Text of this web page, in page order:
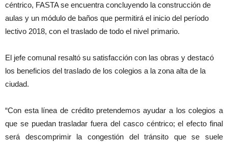
céntrico, FASTA se encuentra concluyendo la construcción de
aulas y un módulo de baños que permitirá el inicio del período
lectivo 2018, con el traslado de todo el nivel primario.
El jefe comunal resaltó su satisfacción con las obras y destacó
los beneficios del traslado de los colegios a la zona alta de la
ciudad.
“Con esta línea de crédito pretendemos ayudar a los colegios a
que se puedan trasladar fuera del casco céntrico; el efecto final
será descomprimir la congestión del tránsito que se suele